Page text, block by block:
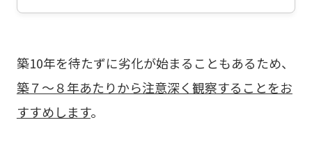
築10年を待たずに劣化が始まることもあるため、
築７〜８年あたりから注意深く観察することをお
すすめします。